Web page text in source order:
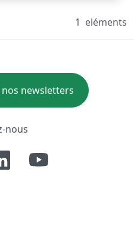
1 eléments
newsletters
nous